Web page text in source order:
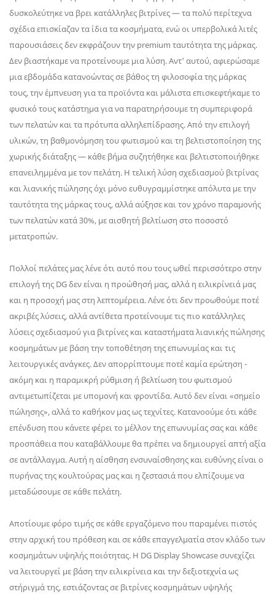
δυσκολεύτηκε να βρει κατάλληλες βιτρίνες — τα πολύ περίτεχνα
σχέδια επισκίαζαν τα ίδια τα κοσμήματα, ενώ οι υπερβολικά λιτές
παρουσιάσεις δεν εκφράζουν την premium ταυτότητα της μάρκας.
Δεν βιαστήκαμε να προτείνουμε μια λύση. Αντ' αυτού, αφιερώσαμε
μια εβδομάδα κατανοώντας σε βάθος τη φιλοσοφία της μάρκας
τους, την έμπνευση για τα προϊόντα και μάλιστα επισκεφτήκαμε το
φυσικό τους κατάστημα για να παρατηρήσουμε τη συμπεριφορά
των πελατών και τα πρότυπα αλληλεπίδρασης. Από την επιλογή
υλικών, τη βαθμονόμηση του φωτισμού και τη βελτιστοποίηση της
χωρικής διάταξης — κάθε βήμα συζητήθηκε και βελτιστοποιήθηκε
επανειλημμένα με τον πελάτη. Η τελική λύση σχεδιασμού βιτρίνας
και λιανικής πώλησης όχι μόνο ευθυγραμμίστηκε απόλυτα με την
ταυτότητα της μάρκας τους, αλλά αύξησε και τον χρόνο παραμονής
των πελατών κατά 30%, με αισθητή βελτίωση στο ποσοστό
μετατροπών.
Πολλοί πελάτες μας λένε ότι αυτό που τους ωθεί περισσότερο στην
επιλογή της DG δεν είναι η προώθησή μας, αλλά η ειλικρίνειά μας
και η προσοχή μας στη λεπτομέρεια. Λένε ότι δεν προωθούμε ποτέ
ακριβές λύσεις, αλλά αντίθετα προτείνουμε τις πιο κατάλληλες
λύσεις σχεδιασμού για βιτρίνες και καταστήματα λιανικής πώλησης
κοσμημάτων με βάση την τοποθέτηση της επωνυμίας και τις
λειτουργικές ανάγκες. Δεν απορρίπτουμε ποτέ καμία ερώτηση -
ακόμη και η παραμικρή ρύθμιση ή βελτίωση του φωτισμού
αντιμετωπίζεται με υπομονή και φροντίδα. Αυτό δεν είναι «σημείο
πώλησης», αλλά το καθήκον μας ως τεχνίτες. Κατανοούμε ότι κάθε
επένδυση που κάνετε φέρει το μέλλον της επωνυμίας σας και κάθε
προσπάθεια που καταβάλλουμε θα πρέπει να δημιουργεί απτή αξία
σε αντάλλαγμα. Αυτή η αίσθηση ενσυναίσθησης και ευθύνης είναι ο
πυρήνας της κουλτούρας μας και η ζεστασιά που ελπίζουμε να
μεταδώσουμε σε κάθε πελάτη.
Αποτίουμε φόρο τιμής σε κάθε εργαζόμενο που παραμένει πιστός
στην αρχική του πρόθεση και σε κάθε επαγγελματία στον κλάδο των
κοσμημάτων υψηλής ποιότητας. Η DG Display Showcase συνεχίζει
να λειτουργεί με βάση την ειλικρίνεια και την δεξιοτεχνία ως
στήριγμά της, εστιάζοντας σε βιτρίνες κοσμημάτων υψηλής